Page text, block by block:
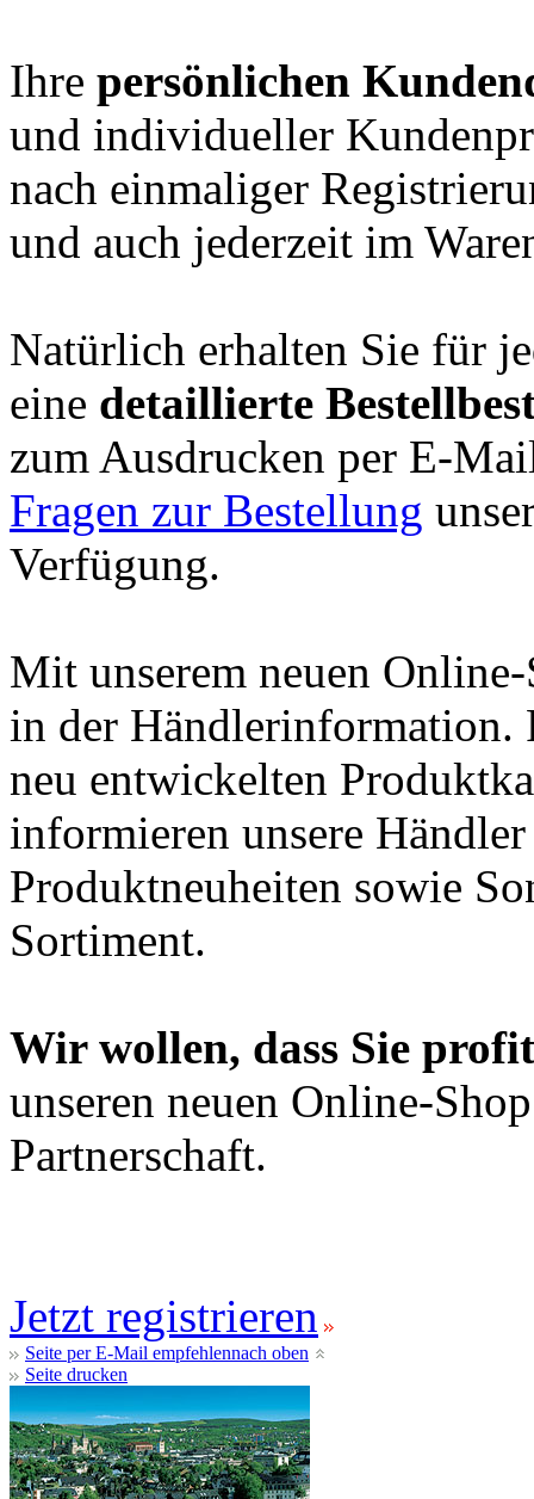
Ihre persönlichen
und individueller
nach einmaliger
und auch jederzeit im
Natürlich erhalten Sie für
eine detaillierte
zum Ausdrucken per E-
Fragen zur Bestellung
Verfügung.
Mit unserem neuen
in der Händlerinformation.
neu entwickelten
informieren unsere
Produktneuheiten sowie
Sortiment.
Wir wollen, dass Sie
unseren neuen Online-
Partnerschaft.
Jetzt registrieren
Seite per E-Mail empfehlen
Seite drucken
nach oben